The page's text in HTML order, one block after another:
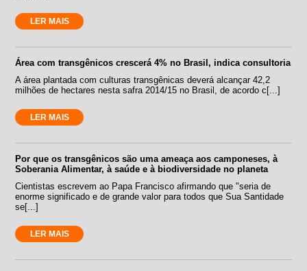
LER MAIS
Área com transgênicos crescerá 4% no Brasil, indica consultoria
A área plantada com culturas transgênicas deverá alcançar 42,2
milhões de hectares nesta safra 2014/15 no Brasil, de acordo c[...]
LER MAIS
Por que os transgênicos são uma ameaça aos camponeses, à
Soberania Alimentar, à saúde e à biodiversidade no planeta
Cientistas escrevem ao Papa Francisco afirmando que "seria de
enorme significado e de grande valor para todos que Sua Santidade
se[...]
LER MAIS